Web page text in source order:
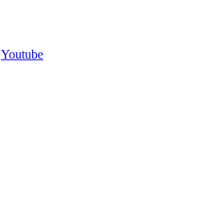
Youtube